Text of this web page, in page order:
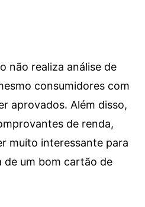
não realiza análise de
consumidores com
aprovados. Além disso,
de renda,
muito interessante para
de um bom cartão de